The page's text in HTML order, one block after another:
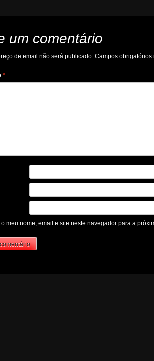
um comentário
de email não será publicado. Campos
*
meu nome, email e site neste navegador para a